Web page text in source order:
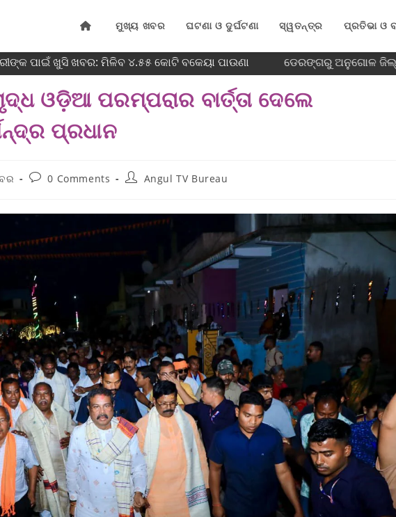
ମୁଖ୍ୟ ଖବର ଘଟଣା ଓ ଦୁର୍ଘଟଣା ସ୍ୱତନ୍ତ୍ର ପ୍ରତିଭା ଓ
ପାଇଁ ଖୁସି ଖବର: ମିଳିବ ୪.୫୫ କୋଟି ବକେୟା ପାଉଣା ଡେରଙ୍ଗରୁ ଅନୁଗୋଳ
ଓଡ଼ିଆ ପରମ୍ପରାର ବାର୍ତ୍ତା ଦେଲେ
ପ୍ରଧାନ
0 Comments Angul TV Bureau